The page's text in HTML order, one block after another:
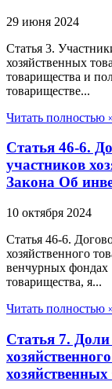
29 июня 2024
Статья 3.
хозяйственных
товарищества и
товариществе...
Читать полностью
Статья 46-6.
участников
Закона Об
10 октября 2024
Статья 46-6.
хозяйственного
венчурных
товарищества, я...
Читать полностью
Статья 7.